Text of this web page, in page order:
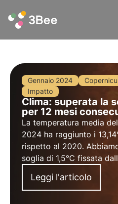
Gennaio 2024
Impatto
Clima: superata la
per 12 mesi
La temperatura media
2024 ha raggiunto i
rispetto al 2020.
soglia di 1,5°C fissata
Approfondisci in
recenti e scopri come il
impatta sulla biodiversità.
Leggi l'articolo